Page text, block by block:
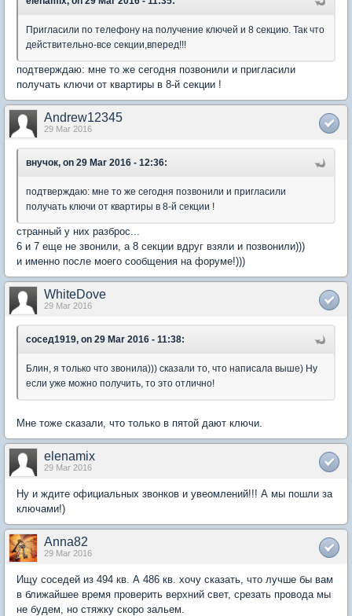
Пригласили по телефону на получение ключей и 8 секцию. Так что
действительно-все секции,вперед!!!
подтверждаю: мне то же сегодня позвонили и пригласили
получать ключи от квартиры в 8-й секции !
Andrew12345
29 Mar 2016
внучок, on 29 Mar 2016 - 12:36:
подтверждаю: мне то же сегодня позвонили и пригласили
получать ключи от квартиры в 8-й секции !
странный у них разброс...
6 и 7 еще не звонили, а 8 секции вдруг взяли и позвонили)))
и именно после моего сообщения на форуме!)))
WhiteDove
29 Mar 2016
сосед1919, on 29 Mar 2016 - 11:38:
Блин, я только что звонила))) сказали то, что написала выше) Ну
если уже можно получить, то это отлично!
Мне тоже сказали, что только в пятой дают ключи.
elenamix
29 Mar 2016
Ну и ждите официальных звонков и увеомлений!!! А мы пошли за
ключами!)
Anna82
29 Mar 2016
Ищу соседей из 494 кв. А 486 кв. хочу сказать, что лучше бы вам
в ближайшее время проверить верхний свет, срезать провода мы
не будем, но стяжку скоро зальем.